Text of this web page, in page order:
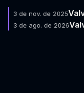
3 de nov. de 2025
3 de ago. de 2026